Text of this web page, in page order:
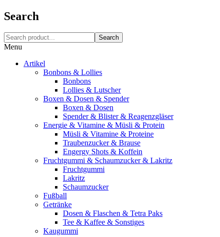
Search
Search
Menu
Artikel
Bonbons & Lollies
Bonbons
Lollies & Lutscher
Boxen & Dosen & Spender
Boxen & Dosen
Spender & Blister & Reagenzgläser
Energie & Vitamine & Müsli & Protein
Müsli & Vitamine & Proteine
Traubenzucker & Brause
Engergy Shots & Koffein
Fruchtgummi & Schaumzucker & Lakritz
Fruchtgummi
Lakritz
Schaumzucker
Fußball
Getränke
Dosen & Flaschen & Tetra Paks
Tee & Kaffee & Sonstiges
Kaugummi